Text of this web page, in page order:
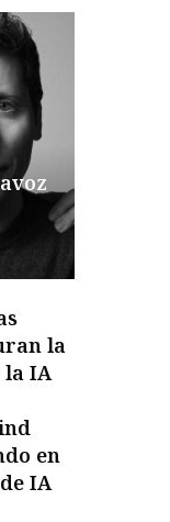
la
la IA
en
IA